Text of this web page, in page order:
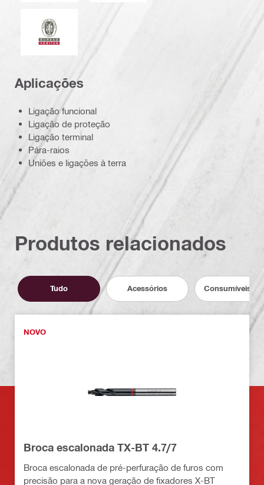
Bureau Veritas
Aplicações
Ligação funcional
Ligação de proteção
Ligação terminal
Pára-raios
Uniões e ligações à terra
Produtos relacionados
Tudo Acessórios Consumíveis de
NOVO
Broca escalonada TX-BT 4.7/7
Broca escalonada de pré-perfuração de furos com
precisão para a nova geração de fixadores X-BT